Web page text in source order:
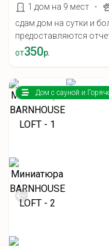
1 дом на 9 мест ·
сдам дом на сутки и
предоставляются
от350р.
Дом с сауной и